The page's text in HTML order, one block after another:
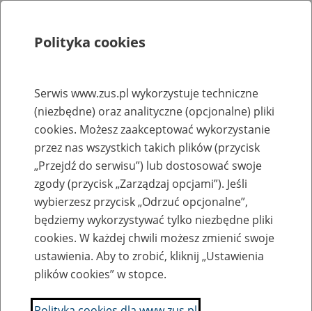
Rejestry, ewidencje i archiwa
Baza zlikwidowanych lub
przekształconych zakładów pracy
Nazwa zakładu pracy:
SZUKAJ
Polityka cookies
Serwis www.zus.pl wykorzystuje techniczne
(niezbędne) oraz analityczne (opcjonalne) pliki
cookies. Możesz zaakceptować wykorzystanie
przez nas wszystkich takich plików (przycisk
„Przejdź do serwisu”) lub dostosować swoje
zgody (przycisk „Zarządzaj opcjami”). Jeśli
wybierzesz przycisk „Odrzuć opcjonalne”,
będziemy wykorzystywać tylko niezbędne pliki
cookies. W każdej chwili możesz zmienić swoje
ustawienia. Aby to zrobić, kliknij „Ustawienia
plików cookies” w stopce.